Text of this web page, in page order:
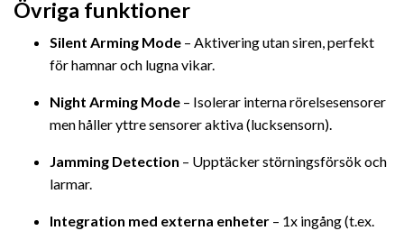
Övriga funktioner
Silent Arming Mode – Aktivering utan siren, perfekt
för hamnar och lugna vikar.
Night Arming Mode – Isolerar interna rörelsesensorer
men håller yttre sensorer aktiva (lucksensorn).
Jamming Detection – Upptäcker störningsförsök och
larmar.
Integration med externa enheter – 1x ingång (t.ex.